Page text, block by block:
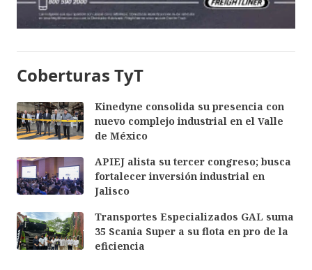
Coberturas TyT
Kinedyne consolida su presencia con
nuevo complejo industrial en el Valle
de México
APIEJ alista su tercer congreso; busca
fortalecer inversión industrial en
Jalisco
Transportes Especializados GAL suma
35 Scania Super a su flota en pro de la
eficiencia